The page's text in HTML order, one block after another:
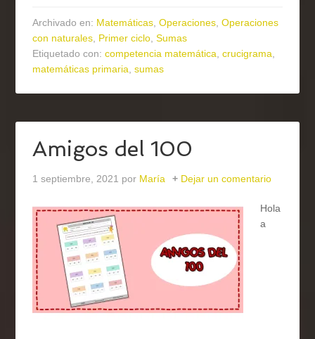
Archivado en: Matemáticas,Operaciones,Operaciones
con naturales, Primer ciclo,Sumas
Etiquetado con:competencia matemática,crucigrama,
matemáticas primaria,sumas
Amigos del 100
1 septiembre, 2021 por María Dejar un comentario
Hola
a